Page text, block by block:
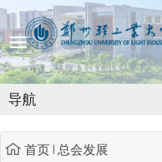
导航
首页 总会发展